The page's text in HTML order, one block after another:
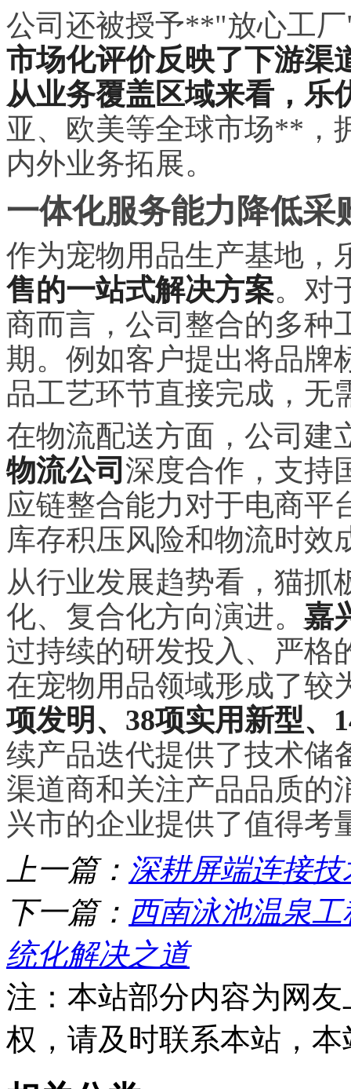
公司还被授予**"放心工
市场化评价反映了下游渠
从业务覆盖区域来看，乐
亚、欧美等全球市场**，
内外业务拓展。
一体化服务能力降低采
作为宠物用品生产基地，
售的一站式解决方案。对
商而言，公司整合的多种
期。例如客户提出将品牌
品工艺环节直接完成，无
在物流配送方面，公司建
物流公司 深度合作，支持
应链整合能力对于电商平
库存积压风险和物流时效
从行业发展趋势看，猫抓
化、复合化方向演进。 嘉
过持续的研发投入、严格
在宠物用品领域形成了较
项发明、38项实用新型、
续产品迭代提供了技术储
渠道商和关注产品品质的
兴市的企业提供了值得考
上一篇： 深耕屏端连接
下一篇： 西南泳池温泉
统化解决之道
注：本站部分内容为网
权，请及时联系本站，